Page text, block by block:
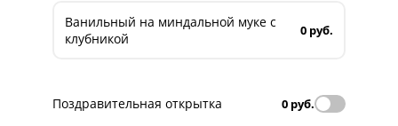
Ванильный на миндальной муке с
клубникой
0 руб.
Поздравительная открытка 0 руб.